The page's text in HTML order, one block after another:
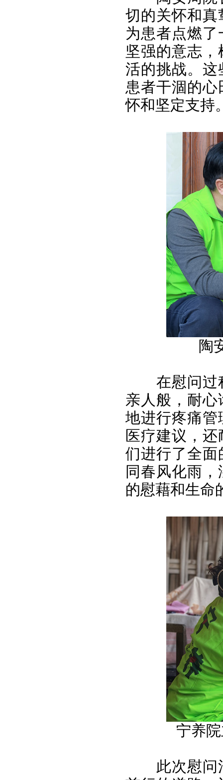
切的关怀和
为患者点燃
坚强的意志
活的挑战。
患者干涸的
怀和坚定支持
陶
在慰问过
亲人般，耐
地进行疼痛
医疗建议，
们进行了全
同春风化雨
的慰藉和生命
宁养
此次慰